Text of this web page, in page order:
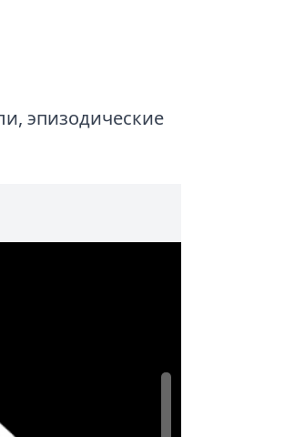
эпизодические